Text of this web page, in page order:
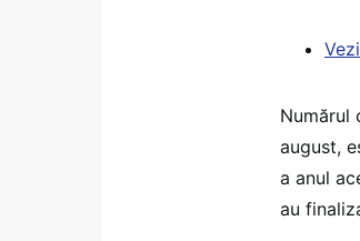
Numărul
august,
a anul
au